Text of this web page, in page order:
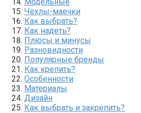
Чехлы-маечки
Как выбрать?
Как надеть?
Плюсы и минусы
Разновидности
Популярные бренды
Как крепить?
Особенности
Материалы
Дизайн
Как выбрать и закрепить?